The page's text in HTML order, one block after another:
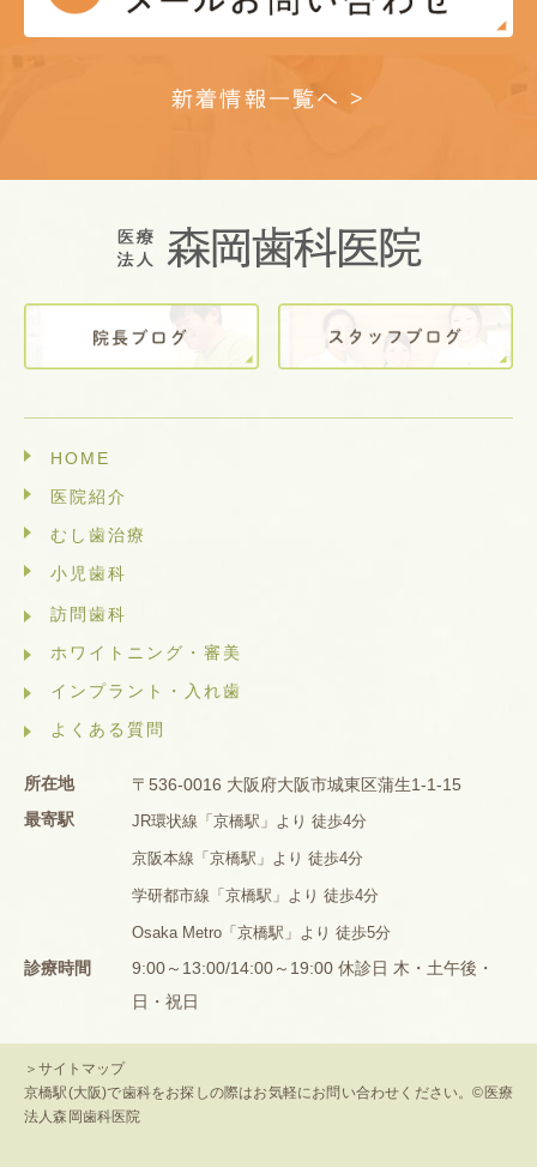
新着情報一覧へ >
HOME
医院紹介
むし歯治療
小児歯科
訪問歯科
ホワイトニング・審美
インプラント・入れ歯
よくある質問
所在地
〒536-0016 大阪府大阪市城東区蒲生1-1-15
最寄駅
JR環状線「京橋駅」より 徒歩4分
京阪本線「京橋駅」より 徒歩4分
学研都市線「京橋駅」より 徒歩4分
Osaka Metro「京橋駅」より 徒歩5分
診療時間
9:00～13:00/14:00～19:00 休診日 木・土午後・
日・祝日
＞サイトマップ
京橋駅(大阪)で歯科をお探しの際はお気軽にお問い合わせください。©医療
法人森岡歯科医院